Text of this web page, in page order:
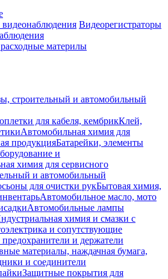
Видеорегистраторы
материлы
строительный и автомобильный
для кабеля, кембрикКлей,
Автомобильная химия для
продукцияБатарейки, элементы
и
химия для сервисного
и автомобильный
для очистки рукБытовая химия,
Автомобильное масло, мото
Автомобильные лампы
химия и смазки с
и сопутствующие
и держатели
материалы, наждачная бумага,
и соединители
Защитные покрытия для